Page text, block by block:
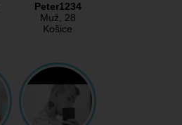
Peter1234
Muž, 28
Košice